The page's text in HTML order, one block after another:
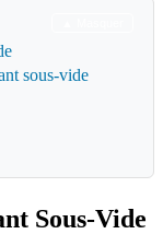
sous-vide
Sous-Vide